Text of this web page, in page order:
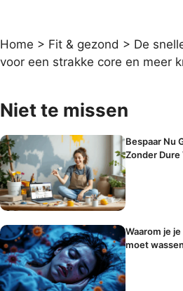
Home > Fit & gezond > De
voor een strakke core en meer
Niet te missen
Bespaar Nu
Zonder Dure
Waarom je
moet wassen